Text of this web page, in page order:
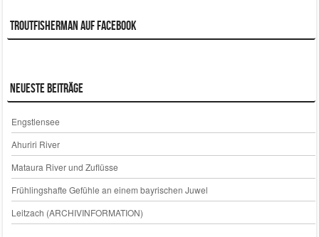
Troutfisherman auf Facebook
Neueste Beiträge
Engstlensee
Ahuriri River
Mataura River und Zuflüsse
Frühlingshafte Gefühle an einem bayrischen Juwel
Leitzach (ARCHIVINFORMATION)